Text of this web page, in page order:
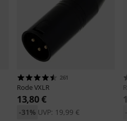
261
RodeVXLR
13,80 €
UVP: 19,99 €
-31%